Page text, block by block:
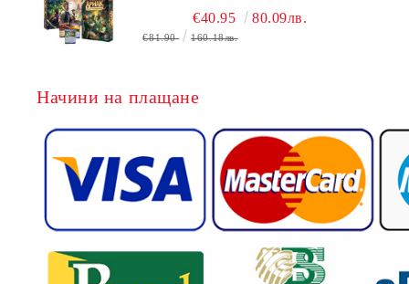
ЕКСПЕДИЦИИ + ПРОМО КАРТИ
БЕЗПЛАТНО
€40.95 80.09лв.
€81.90 160.18лв.
Начини на плащане